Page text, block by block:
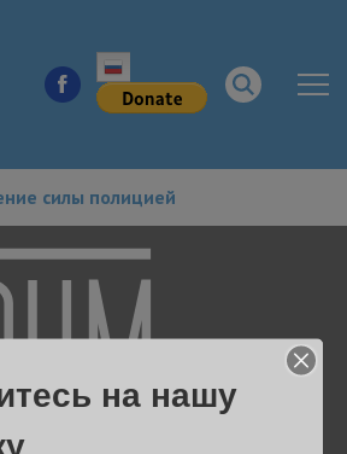
силы полицией
на нашу